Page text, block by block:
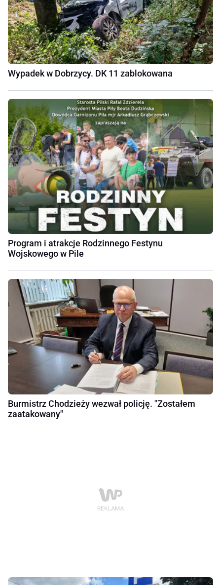
Wypadek w Dobrzycy. DK 11 zablokowana
Program i atrakcje Rodzinnego Festynu
Wojskowego w Pile
Burmistrz Chodzieży wezwał policję. "Zostałem
zaatakowany"